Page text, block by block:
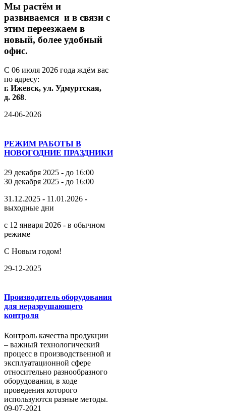
Мы растём и
развиваемся и в связи с
этим переезжаем в
новый, более удобный
офис.
С 06 июля 2026 года ждём вас
по адресу:
г. Ижевск, ул. Удмуртская,
д. 268.
24-06-2026
РЕЖИМ РАБОТЫ В
НОВОГОДНИЕ ПРАЗДНИКИ
29 декабря 2025 - до 16:00
30 декабря 2025 - до 16:00
31.12.2025 - 11.01.2026 -
выходные дни
с 12 января 2026 - в обычном
режиме
С Новым годом!
29-12-2025
Производитель оборудования
для неразрушающего
контроля
Контроль качества продукции
– важный технологический
процесс в производственной и
эксплуатационной сфере
относительно разнообразного
оборудования, в ходе
проведения которого
используются разные методы.
09-07-2021